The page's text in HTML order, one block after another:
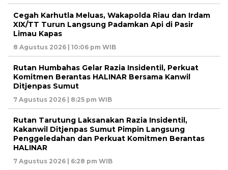
Cegah Karhutla Meluas, Wakapolda Riau dan Irdam
XIX/TT Turun Langsung Padamkan Api di Pasir
Limau Kapas
8 Agustus 2026 | 10:06 pm WIB
Rutan Humbahas Gelar Razia Insidentil, Perkuat
Komitmen Berantas HALINAR Bersama Kanwil
Ditjenpas Sumut
7 Agustus 2026 | 8:25 pm WIB
Rutan Tarutung Laksanakan Razia Insidentil,
Kakanwil Ditjenpas Sumut Pimpin Langsung
Penggeledahan dan Perkuat Komitmen Berantas
HALINAR
7 Agustus 2026 | 6:28 pm WIB